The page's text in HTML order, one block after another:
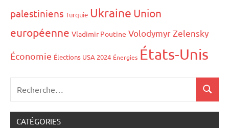
palestiniens Turquie Ukraine Union
européenne Vladimir Poutine Volodymyr Zelensky
Économie Élections USA 2024 Énergies États-Unis
CATÉGORIES